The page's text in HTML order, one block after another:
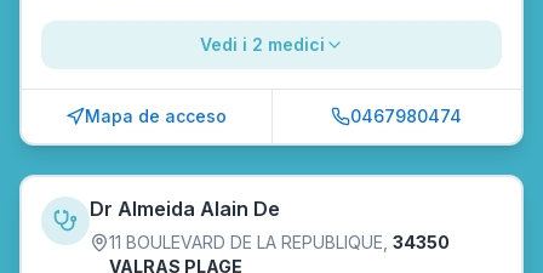
Vedi i 2 medici
Mapa de acceso 0467980474
Dr Almeida Alain De
11 BOULEVARD DE LA REPUBLIQUE 34350
VALRAS PLAGE